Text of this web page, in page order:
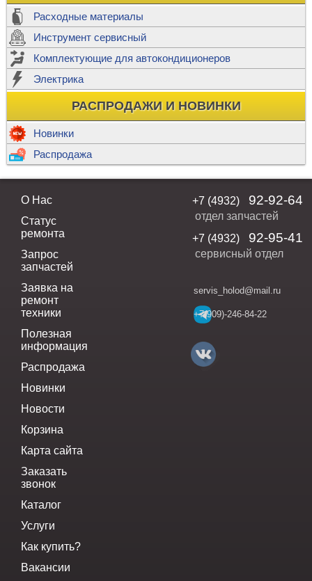
Расходные материалы
Инструмент сервисный
Комплектующие для автокондиционеров
Электрика
РАСПРОДАЖИ И НОВИНКИ
Новинки
Распродажа
О Нас
Статус
ремонта
Запрос
запчастей
Заявка на
ремонт
техники
Полезная
информация
Распродажа
Новинки
Новости
Корзина
Карта сайта
Заказать
звонок
Каталог
Услуги
Как купить?
Вакансии
+7 (4932) 92-92-64
отдел запчастей
+7 (4932)
92-95-41
сервисный отдел
servis_holod@mail.ru
+7(909)-246-84-22